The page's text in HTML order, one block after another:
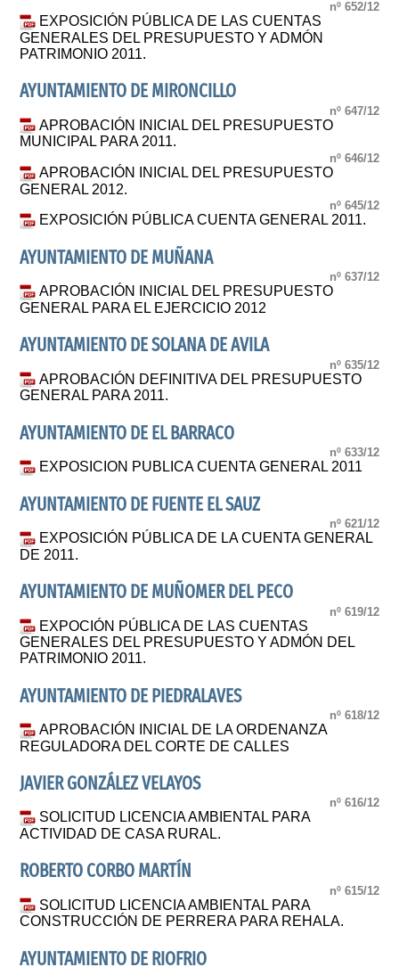
nº 652/12
EXPOSICIÓN PÚBLICA DE LAS CUENTAS
GENERALES DEL PRESUPUESTO Y ADMÓN
PATRIMONIO 2011.
AYUNTAMIENTO DE MIRONCILLO
nº 647/12
APROBACIÓN INICIAL DEL PRESUPUESTO
MUNICIPAL PARA 2011.
nº 646/12
APROBACIÓN INICIAL DEL PRESUPUESTO
GENERAL 2012.
nº 645/12
EXPOSICIÓN PÚBLICA CUENTA GENERAL 2011.
AYUNTAMIENTO DE MUÑANA
nº 637/12
APROBACIÓN INICIAL DEL PRESUPUESTO
GENERAL PARA EL EJERCICIO 2012
AYUNTAMIENTO DE SOLANA DE AVILA
nº 635/12
APROBACIÓN DEFINITIVA DEL PRESUPUESTO
GENERAL PARA 2011.
AYUNTAMIENTO DE EL BARRACO
nº 633/12
EXPOSICION PUBLICA CUENTA GENERAL 2011
AYUNTAMIENTO DE FUENTE EL SAUZ
nº 621/12
EXPOSICIÓN PÚBLICA DE LA CUENTA GENERAL
DE 2011.
AYUNTAMIENTO DE MUÑOMER DEL PECO
nº 619/12
EXPOCIÓN PÚBLICA DE LAS CUENTAS
GENERALES DEL PRESUPUESTO Y ADMÓN DEL
PATRIMONIO 2011.
AYUNTAMIENTO DE PIEDRALAVES
nº 618/12
APROBACIÓN INICIAL DE LA ORDENANZA
REGULADORA DEL CORTE DE CALLES
JAVIER GONZÁLEZ VELAYOS
nº 616/12
SOLICITUD LICENCIA AMBIENTAL PARA
ACTIVIDAD DE CASA RURAL.
ROBERTO CORBO MARTÍN
nº 615/12
SOLICITUD LICENCIA AMBIENTAL PARA
CONSTRUCCIÓN DE PERRERA PARA REHALA.
AYUNTAMIENTO DE RIOFRIO